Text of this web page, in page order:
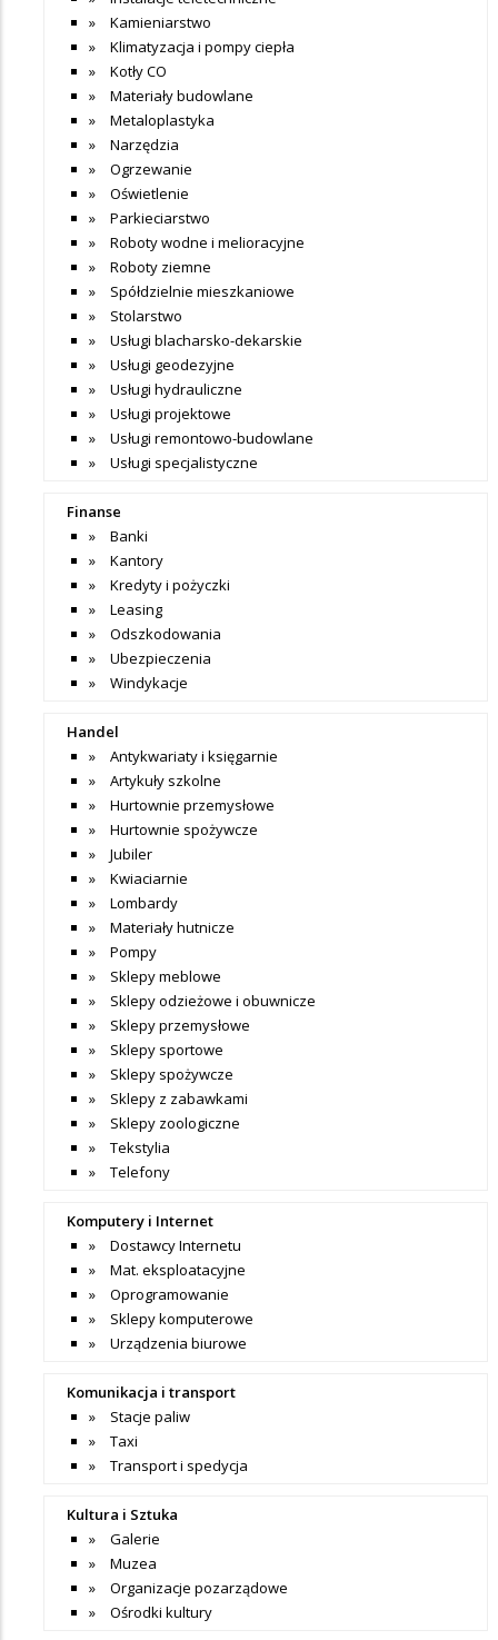
Kamieniarstwo
Klimatyzacja i pompy ciepła
Kotły CO
Materiały budowlane
Metaloplastyka
Narzędzia
Ogrzewanie
Oświetlenie
Parkieciarstwo
Roboty wodne i melioracyjne
Roboty ziemne
Spółdzielnie mieszkaniowe
Stolarstwo
Usługi blacharsko-dekarskie
Usługi geodezyjne
Usługi hydrauliczne
Usługi projektowe
Usługi remontowo-budowlane
Usługi specjalistyczne
Finanse
Banki
Kantory
Kredyty i pożyczki
Leasing
Odszkodowania
Ubezpieczenia
Windykacje
Handel
Antykwariaty i księgarnie
Artykuły szkolne
Hurtownie przemysłowe
Hurtownie spożywcze
Jubiler
Kwiaciarnie
Lombardy
Materiały hutnicze
Pompy
Sklepy meblowe
Sklepy odzieżowe i obuwnicze
Sklepy przemysłowe
Sklepy sportowe
Sklepy spożywcze
Sklepy z zabawkami
Sklepy zoologiczne
Tekstylia
Telefony
Komputery i Internet
Dostawcy Internetu
Mat. eksploatacyjne
Oprogramowanie
Sklepy komputerowe
Urządzenia biurowe
Komunikacja i transport
Stacje paliw
Taxi
Transport i spedycja
Kultura i Sztuka
Galerie
Muzea
Organizacje pozarządowe
Ośrodki kultury